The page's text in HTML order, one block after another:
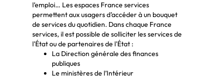
l’emploi… Les espaces France services
permettent aux usagers d’accéder à un bouquet
de services du quotidien. Dans chaque France
services, il est possible de solliciter les services de
l'État ou de partenaires de l'État :
La Direction générale des finances
publiques
Le ministères de l’Intérieur